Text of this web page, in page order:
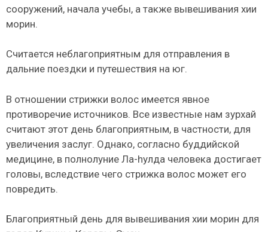
сооружений, начала учебы, а также вывешивания хии
морин.
Считается неблагоприятным для отправления в
дальние поездки и пу­тешествия на юг.
В отношении стрижки волос имеется явное
противоречие источников. Все известные нам зурхай
считают этот день благоприятным, в частности, для
увеличения заслуг. Однако, согласно буддийской
медицине, в полнолу­ние Ла-hулда человека достигает
головы, вследствие чего стрижка волос может его
повредить.
Благоприятный день для вывешивания хии морин для